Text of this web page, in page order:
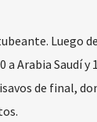
Luego
Arabia Saudí y
de final,